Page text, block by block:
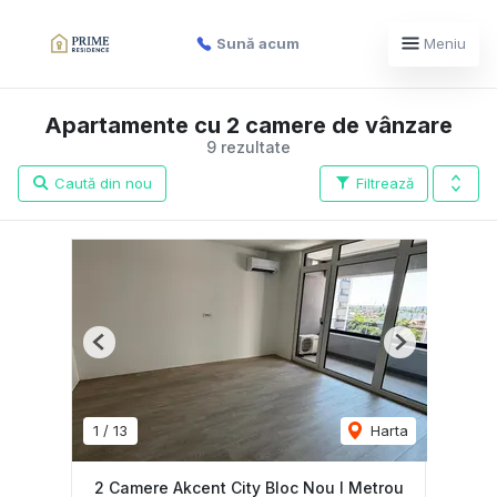
Sună acum Meniu
9 rezultate
Apartamente cu 2 camere de vânzare
Filtrează
Caută din nou
1 / 13 Harta
Previous Next
2 Camere Akcent City Bloc Nou I Metrou